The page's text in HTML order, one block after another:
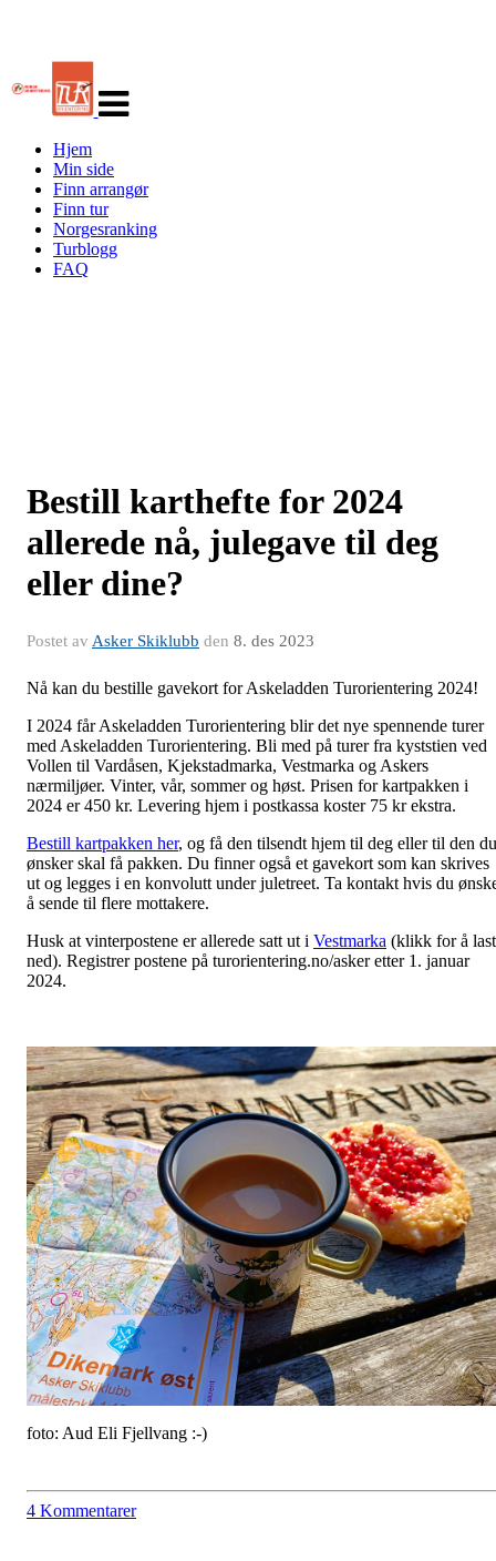
navigasjon
Hjem
Min side
Finn arrangør
Finn tur
Norgesranking
Turblogg
FAQ
Bestill karthefte for 2024
allerede nå, julegave til deg
eller dine?
Postet av Asker Skiklubb den 8. des 2023
Nå kan du bestille gavekort for Askeladden Turorientering 2024!
I 2024 får Askeladden Turorientering blir det nye spennende turer
med Askeladden Turorientering. Bli med på turer fra kyststien ved
Vollen til Vardåsen, Kjekstadmarka, Vestmarka og Askers
nærmiljøer. Vinter, vår, sommer og høst. Prisen for kartpakken i
2024 er 450 kr. Levering hjem i postkassa koster 75 kr ekstra.
Bestill kartpakken her, og få den tilsendt hjem til deg eller til den du
ønsker skal få pakken. Du finner også et gavekort som kan skrives
ut og legges i en konvolutt under juletreet. Ta kontakt hvis du
å sende til flere mottakere.
Husk at vinterpostene er allerede satt ut i Vestmarka (klikk for å
ned). Registrer postene på turorientering.no/asker etter 1. januar
2024.
foto: Aud Eli Fjellvang :-)
4 Kommentarer